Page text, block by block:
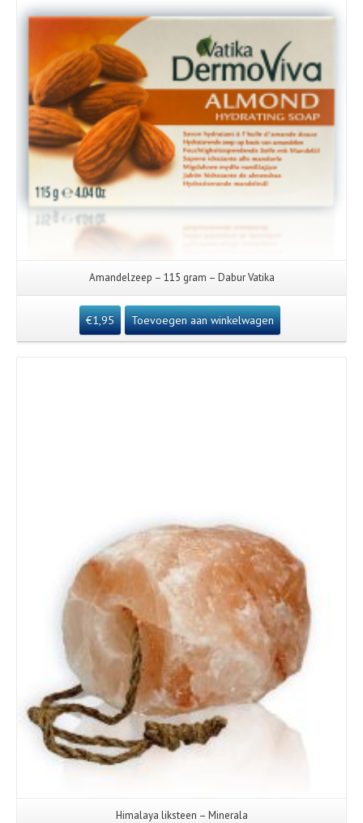
Amandelzeep – 115 gram – Dabur Vatika
€1,95 Toevoegen aan winkelwagen
Himalaya liksteen – Minerala